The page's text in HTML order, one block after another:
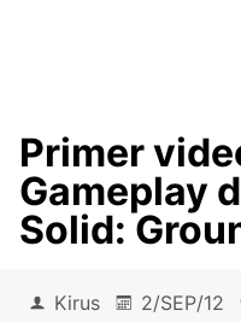
Primer
Gameplay
Solid:
Kirus 2/SEP/12